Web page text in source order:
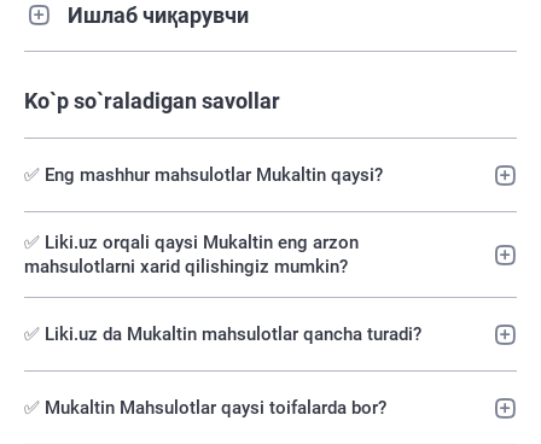
Ишлаб чиқарувчи
Ko`p so`raladigan savollar
✅ Eng mashhur mahsulotlar Mukaltin qaysi?
✅️ Liki.uz orqali qaysi Mukaltin eng arzon
mahsulotlarni xarid qilishingiz mumkin?
✅ Liki.uz da Mukaltin mahsulotlar qancha turadi?
✅ Mukaltin Mahsulotlar qaysi toifalarda bor?